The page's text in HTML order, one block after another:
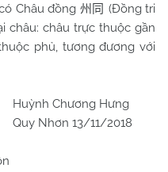
Châu đồng 州同 (Đồng tri
châu: châu trực thuộc gần
phủ, tương đương với
Hưng
11/2018